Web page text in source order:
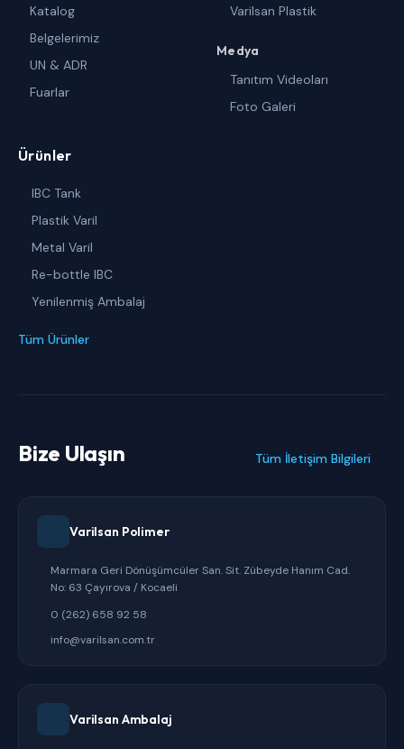
Katalog
Belgelerimiz
UN & ADR
Fuarlar
Varilsan Plastik
Medya
Tanıtım Videoları
Foto Galeri
Ürünler
IBC Tank
Plastik Varil
Metal Varil
Re-bottle IBC
Yenilenmiş Ambalaj
Tüm Ürünler
Bize Ulaşın Tüm İletişim Bilgileri
Varilsan Polimer
Marmara Geri Dönüşümcüler San. Sit. Zübeyde Hanım Cad.
No: 63 Çayırova / Kocaeli
0 (262) 658 92 58
info@varilsan.com.tr
Varilsan Ambalaj